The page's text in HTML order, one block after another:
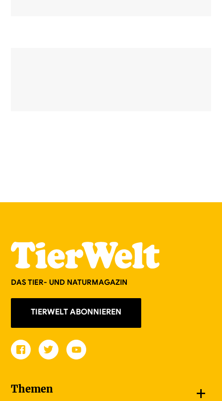
DAS TIER- UND NATURMAGAZIN
TIERWELT ABONNIEREN
Themen +